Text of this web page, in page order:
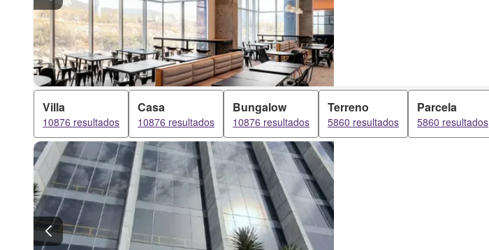
Villa
10876 resultados
Casa
10876 resultados
Bungalow
10876 resultados
Terreno
5860 resultados
Parcela
5860 resultados